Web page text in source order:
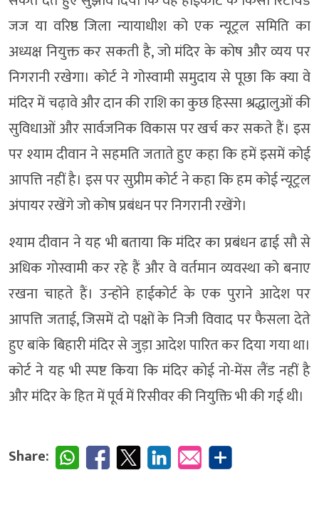
जज या वरिष्ठ जिला न्यायाधीश को एक न्यूट्रल समिति का
अध्यक्ष नियुक्त कर सकती है, जो मंदिर के कोष और व्यय पर
निगरानी रखेगा। कोर्ट ने गोस्वामी समुदाय से पूछा कि क्या वे
मंदिर में चढ़ावे और दान की राशि का कुछ हिस्सा श्रद्धालुओं की
सुविधाओं और सार्वजनिक विकास पर खर्च कर सकते हैं। इस
पर श्याम दीवान ने सहमति जताते हुए कहा कि हमें इसमें कोई
आपत्ति नहीं है। इस पर सुप्रीम कोर्ट ने कहा कि हम कोई न्यूट्रल
अंपायर रखेंगे जो कोष प्रबंधन पर निगरानी रखेंगे।
श्याम दीवान ने यह भी बताया कि मंदिर का प्रबंधन ढाई सौ से
अधिक गोस्वामी कर रहे हैं और वे वर्तमान व्यवस्था को बनाए
रखना चाहते हैं। उन्होंने हाईकोर्ट के एक पुराने आदेश पर
आपत्ति जताई, जिसमें दो पक्षों के निजी विवाद पर फैसला देते
हुए बांके बिहारी मंदिर से जुड़ा आदेश पारित कर दिया गया था।
कोर्ट ने यह भी स्पष्ट किया कि मंदिर कोई नो-मेंस लैंड नहीं है
और मंदिर के हित में पूर्व में रिसीवर की नियुक्ति भी की गई थी।
Share: